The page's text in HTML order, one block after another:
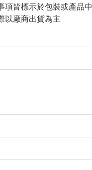
項皆標示於包裝或產品中
以廠商出貨為主